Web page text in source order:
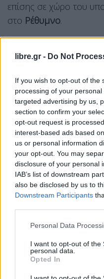
libre.gr - Do Not
If you wish to opt-out of the
processing of your
targeted advertising by us,
section to confirm your
opt-out request is
interest-based ads based
us or personal information
your opt-out. You may
disclosure of your personal
IAB’s list of downstream
also be disclosed by us to
Downstream Participants
Personal Data
I want to opt-out of the
personal data.
Opted In
επίσης σε χώρο του
στο Ρέθυμνο.
Μιλώντας σε
υπουργός Θάνος
Κρήτη αποτελεί
βρίσκεται σε ζώνη
πίεσης λόγω της
έχουν παραχωρηθεί
υπουργείο Εθνικής
εξέλιξη ο σχεδιασμός
της δομής. Πρόκειται
στρατηγικής
Facebook
Copy
Tags: κεντρα